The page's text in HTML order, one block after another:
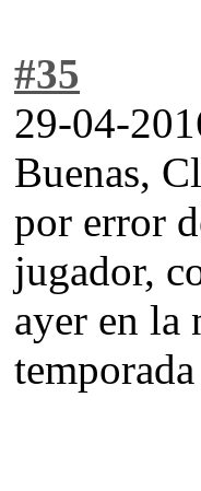
#35
29-04-
Buenas,
por error
jugador,
ayer en la
temporada